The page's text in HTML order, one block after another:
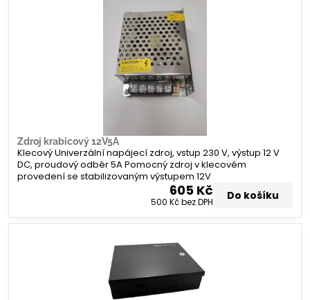
Zdroj krabicový 12V5A
Klecový Univerzální napájecí zdroj, vstup 230 V, výstup 12 V
DC, proudový odběr 5A Pomocný zdroj v klecovém
provedení se stabilizovaným výstupem 12V
605 Kč
500 Kčbez DPH Do košíku